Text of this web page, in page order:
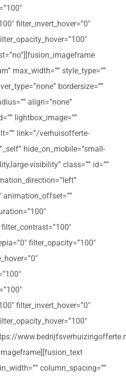
filter_invert_hover=”0″
max_width=”” style_type=””
bordersize=””
align=”none”
lightbox_image=””
link=”/verhuisofferte-
hide_on_mobile=”small-
visibility” class=”” id=””
animation_offset=””
filter_opacity=”100″
filter_invert_hover=”0″
column_spacing=””